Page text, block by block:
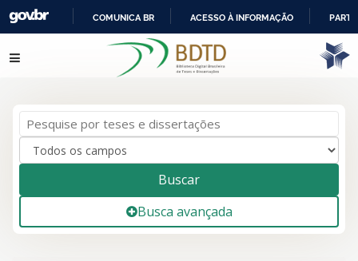
IR
PARA
COMUNICA BR ACESSO À INFORMAÇÃO
Pular para o conteúdo
Buscar
Busca avançada